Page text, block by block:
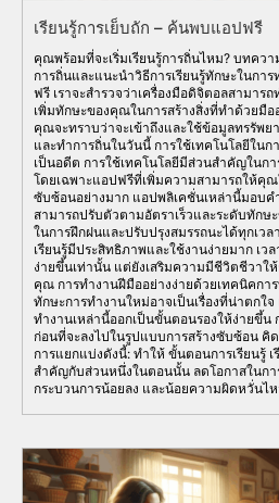
เรียนรู้การเย็บถัก – ค้นพบแอปฟรี
คุณพร้อมที่จะเริ่มเรียนรู้การถิ่นไหม? บทคว
การถิ่นและแนะนำวิธีการเรียนรู้ทักษะในกา
ฟรี เราจะสำรวจว่าเครื่องมือดิจิตอลสามารถ
เพิ่มทักษะของคุณในการสร้างสิ่งที่ทำด้วยมื
คุณจะทราบว่าจะเข้าถึงและใช้ข้อมูลทรรัพย
และทำการถิ่นในวันนี้ การใช้เทคโนโลยีในก
เป็นอดีต การใช้เทคโนโลยีมีส่วนสำคัญในก
โดยเฉพาะแอปฟรีที่เพิ่มความสามารถให้คุณ
ซับซ้อนอย่างมาก แอปพลิเคชั่นเหล่านี้มอบ
สามารถปรับตัวตามอัตราเร็วและระดับทัก
ในการฝึกฝนและปรับปรุงสมรรถนะได้ทุกเว
เรียนรู้มีประสิทธิภาพและใช้งานง่ายมาก เว
ง่ายขึ้นเท่านั้น แต่ยังเสริมความมีชีวิตชีวาใ
คุณ การทำงานฝีมืออย่างง่ายด้วยเทคนิคกา
ทักษะการทำงานใหม่อาจเป็นเรื่องที่น่าตกใ
ทำงานเหล่านี้ออกเป็นขั้นตอนรองให้ง่ายขึ้
ก่อนที่จะลงไปในรูปแบบการสร้างซับซ้อน คิ
การแยกแบ่งดังนี้: ทำให้ ขั้นตอนการเรียนรู้
สำคัญกับส่วนหนึ่งในตอนนั้น ลดโอกาสในกา
กระบวนการน้อยลง และน้อยความผิดหวั่นไห